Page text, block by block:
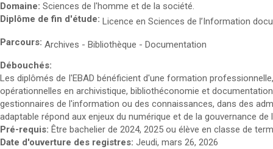
Domaine: Sciences de l'homme et de la société.
Diplôme de fin d'étude: Licence en Sciences de l’Information
Parcours: Archives - Bibliothèque - Documentation
Débouchés:
Les diplômés de I'EBAD bénéficient d'une formation
opérationnelles en archivistique, bibliothéconomie et
gestionnaires de l'information ou des connaissances, dans des
adaptable répond aux enjeux du numérique et de la gouvernance
Pré-requis: Être bachelier de 2024, 2025 ou élève en classe de
Date d'ouverture des registres: Jeudi, mars 26, 2026